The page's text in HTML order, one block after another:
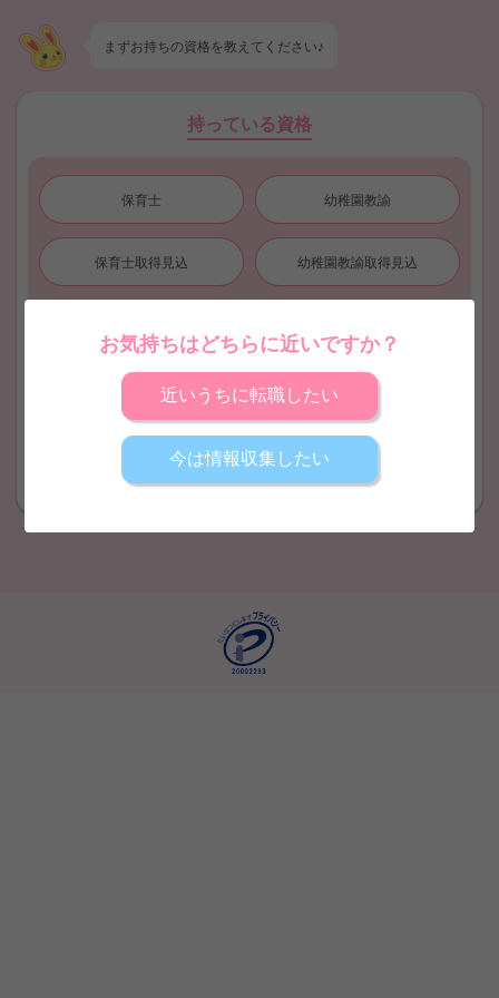
まずお持ちの資格を教えてください♪
持っている資格
保育士 幼稚園教諭
保育士取得見込 幼稚園教諭取得見込
児童指導員
スタート
お気持ちはどちらに近いですか？
近いうちに転職したい
今は情報収集したい